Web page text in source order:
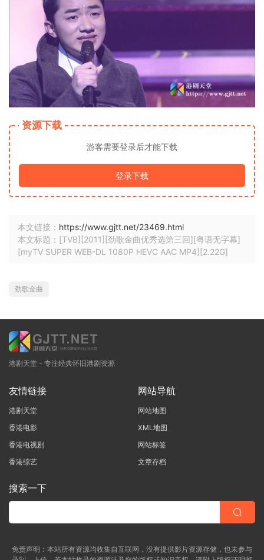
资源下载
游客需要登录后才能下载
登录下载
本文链接： https://www.gjtt.net/23469.html
本文标题：[TVB][2011][劲歌金曲优秀选第三回][粤语无字幕]
[myTV SUPER WEB-DL 1080P HEVC AAC MP4][2.22G]
劲歌金曲
港剧天堂 - 专注经典怀旧港剧资源
友情链接
港剧天堂
香港电影
香港电视剧
香港综艺
网站导航
网站地图
XML地图
网站标签
文章存档
搜索一下
免责声明：本站所有资源均收集自互联网，没有提供影片资源存储，也未参与